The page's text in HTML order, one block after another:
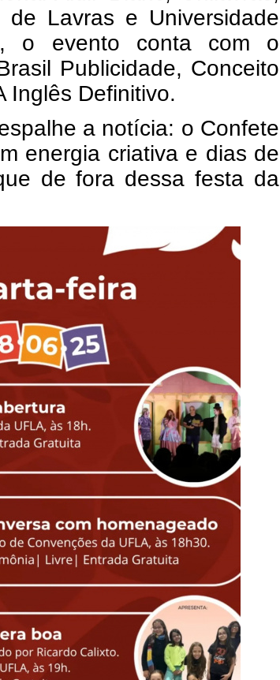
de Lavras e Universidade
o evento conta com o
Publicidade, Conceito
Inglês Definitivo.
a notícia: o Confete
energia criativa e dias de
de fora dessa festa da